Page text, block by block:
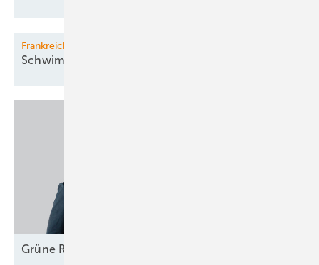
Frankreich
Schwimmwindpark kommt
Grüne Rekord­investitionen